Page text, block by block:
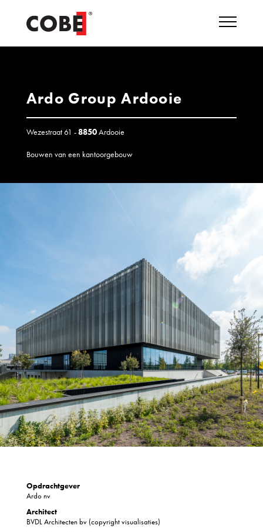
Ardo Group Ardooie
Wezestraat 61 -8850Ardooie
Bouwen van een kantoorgebouw
Opdrachtgever
Ardo nv
Architect
BVDL Architecten bv (copyright visualisaties)